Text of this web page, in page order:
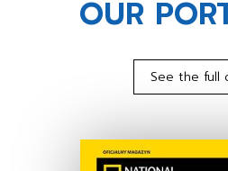
OUR
See the full